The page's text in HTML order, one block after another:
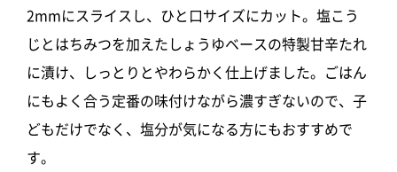
2mmにスライスし、ひと口サイズにカット。塩こう
じとはちみつを加えたしょうゆベースの特製甘辛たれ
に漬け、しっとりとやわらかく仕上げました。ごはん
にもよく合う定番の味付けながら濃すぎないので、子
どもだけでなく、塩分が気になる方にもおすすめで
す。